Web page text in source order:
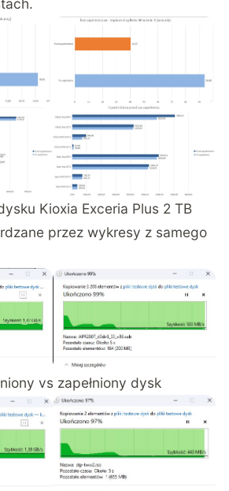
Kioxia Exceria Plus 2 TB
przez wykresy z samego
vs zapełniony dysk